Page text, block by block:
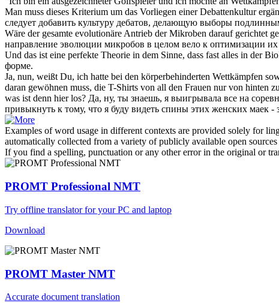
Man muss dieses Kriterium um das Vorliegen einer Debattenkultur
следует добавить культуру дебатов, делающую выборы
Wäre der gesamte evolutionäre Antrieb der Mikroben darauf gerichtet
направление эволюции микробов в целом вело к оптимизации
Und das ist eine perfekte Theorie in dem Sinne, dass fast alles in der
форме.
Ja, nun, weißt Du, ich hatte bei den körperbehinderten Wettkämpfen
daran gewöhnen muss, die T-Shirts von all den Frauen nur von hinten
was ist denn hier los? Да, ну, ты знаешь, я выигрывала все на
привыкнуть к тому, что я буду видеть спины этих женских маек
Examples of word usage in different contexts are provided solely for
automatically collected from a variety of publicly available open
If you find a spelling, punctuation or any other error in the original or
PROMT Professional NMT
Try offline translator for your PC and laptop
Download
PROMT Master NMT
Accurate document translation